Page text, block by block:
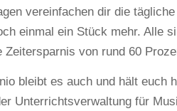
vereinfachen dir die
einmal ein Stück mehr. Alle
Zeitersparnis von rund 60
bleibt es auch und hält euch
Unterrichtsverwaltung für